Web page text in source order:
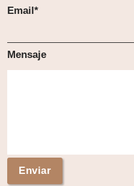
Email*
Mensaje